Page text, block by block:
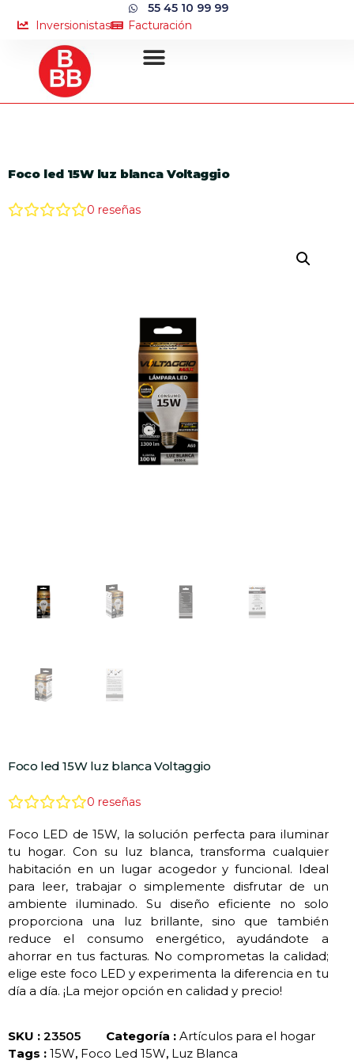
55 45 10 99 99
Inversionistas
Facturación
Foco led 15W luz blanca Voltaggio
0 reseñas
Foco led 15W luz blanca Voltaggio
0 reseñas
Foco LED de 15W, la solución perfecta para iluminar
tu hogar. Con su luz blanca, transforma cualquier
habitación en un lugar acogedor y funcional. Ideal
para leer, trabajar o simplemente disfrutar de un
ambiente iluminado. Su diseño eficiente no solo
proporciona una luz brillante, sino que también
reduce el consumo energético, ayudándote a
ahorrar en tus facturas. No comprometas la calidad;
elige este foco LED y experimenta la diferencia en tu
día a día. ¡La mejor opción en calidad y precio!
SKU : 23505 Categoría : Artículos para el hogar
Tags : 15W, Foco Led 15W, Luz Blanca